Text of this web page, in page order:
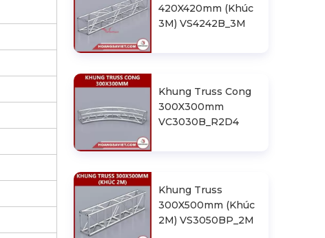
420X420mm (Khúc
3M) VS4242B_3M
Khung Truss Cong
300X300mm
VC3030B_R2D4
Khung Truss
300X500mm (Khúc
2M) VS3050BP_2M